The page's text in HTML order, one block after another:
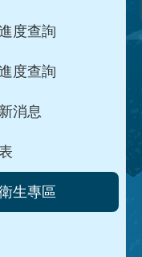
度查詢
度查詢
消息
生專區